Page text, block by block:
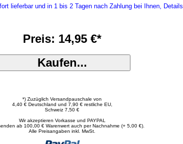
lieferbar und in 1 bis 2 Tagen nach Zahlung bei Ihnen,
Preis: 14,95 €*
*) Zuzüglich Versandpauschale von
4,40 € Deutschland und 7,90 € restliche EU,
Schweiz 7,50 €
Wir akzeptieren Vorkasse und PAYPAL
ab 100,00 € Warenwert auch per Nachnahme (+ 5,00 €).
Alle Preisangaben inkl. MwSt.